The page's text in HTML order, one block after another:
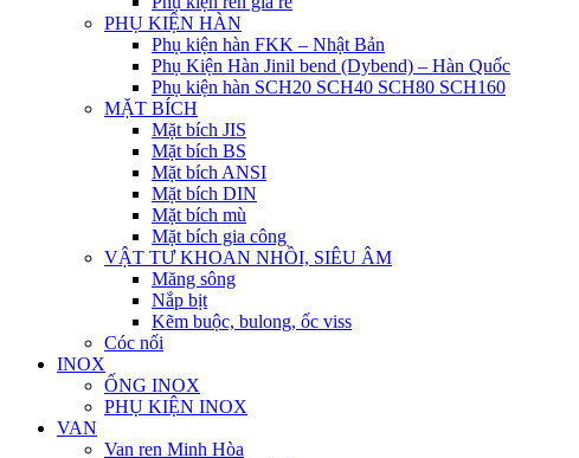
PHỤ KIỆN HÀN
Phụ kiện hàn FKK – Nhật Bản
Phụ Kiện Hàn Jinil bend (Dybend) – Hàn Quốc
Phụ kiện hàn SCH20 SCH40 SCH80 SCH160
MẶT BÍCH
Mặt bích JIS
Mặt bích BS
Mặt bích ANSI
Mặt bích DIN
Mặt bích mù
Mặt bích gia công
VẬT TƯ KHOAN NHỒI, SIÊU ÂM
Măng sông
Nắp bịt
Kẽm buộc, bulong, ốc viss
Cóc nối
INOX
ỐNG INOX
PHỤ KIỆN INOX
VAN
Van ren Minh Hòa